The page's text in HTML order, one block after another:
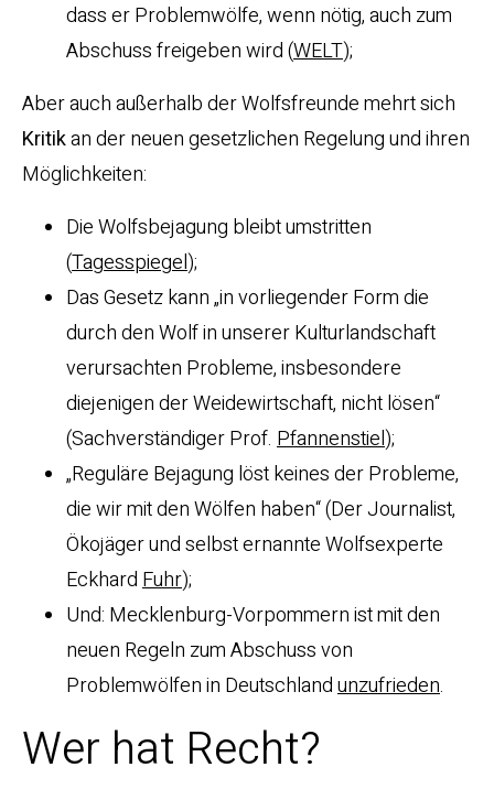
dass er Problemwölfe, wenn nötig, auch zum
Abschuss freigeben wird (WELT);
Aber auch außerhalb der Wolfsfreunde mehrt sich
Kritikan der neuen gesetzlichen Regelung und ihren
Möglichkeiten:
Die Wolfsbejagung bleibt umstritten
(Tagesspiegel);
Das Gesetz kann „in vorliegender Form die
durch den Wolf in unserer Kulturlandschaft
verursachten Probleme, insbesondere
diejenigen der Weidewirtschaft, nicht lösen“
(Sachverständiger Prof. Pfannenstiel);
„Reguläre Bejagung löst keines der Probleme,
die wir mit den Wölfen haben“ (Der Journalist,
Ökojäger und selbst ernannte Wolfsexperte
EckhardFuhr);
Und: Mecklenburg-Vorpommern ist mit den
neuen Regeln zum Abschuss von
Problemwölfen in Deutschlandunzufrieden.
Wer hat Recht?